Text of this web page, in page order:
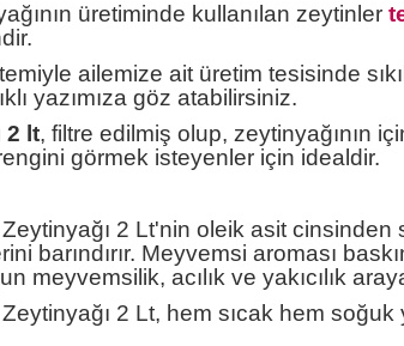
üretiminde kullanılan zeytinler
ailemize ait üretim tesisinde
yazımıza göz atabilirsiniz.
2 lt, filtre edilmiş olup, zeytinyağının
görmek isteyenler için idealdir.
2 Lt'nin oleik asit
barındırır. Meyvemsi aroması
acılık ve yakıcılık
2 Lt, hem sıcak hem soğuk